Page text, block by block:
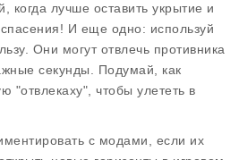
когда лучше оставить укрытие и
И еще одно: используй
Они могут отвлечь противника
секунды. Подумай, как
"отвлекаху", чтобы улететь в
с модами, если их